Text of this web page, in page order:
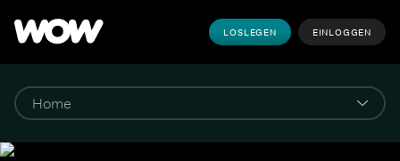
LOSLEGEN EINLOGGEN